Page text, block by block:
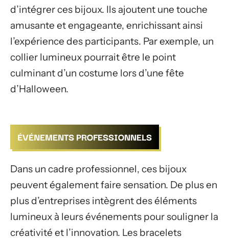
d’intégrer ces bijoux. Ils ajoutent une touche
amusante et engageante, enrichissant ainsi
l’expérience des participants. Par exemple, un
collier lumineux pourrait être le point
culminant d’un costume lors d’une fête
d’Halloween.
ÉVÉNEMENTS PROFESSIONNELS
Dans un cadre professionnel, ces bijoux
peuvent également faire sensation. De plus en
plus d’entreprises intègrent des éléments
lumineux à leurs événements pour souligner la
créativité et l’innovation. Les bracelets